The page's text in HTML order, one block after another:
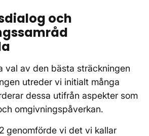
och
val av den bästa sträckningen
utreder vi initialt många
dessa utifrån aspekter som
omgivningspåverkan.
genomförde vi det vi kallar